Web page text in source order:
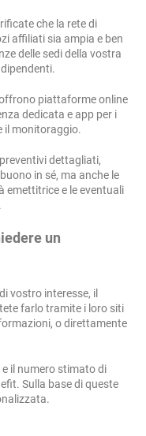
che la rete di
affiliati sia ampia e ben
delle sedi della vostra
piattaforme online
dedicata e app per i
il monitoraggio.
dettagliati,
in sé, ma anche le
emettitrice e le eventuali
un
vostro interesse, il
farlo tramite i loro siti
o direttamente
il numero stimato di
Sulla base di queste